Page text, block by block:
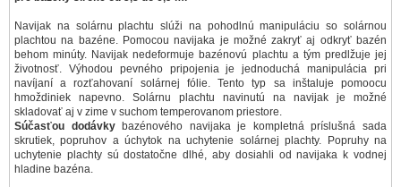
Navijak na solárnu plachtu slúži na pohodlnú manipuláciu so solárnou
plachtou na bazéne. Pomocou navijaka je možné zakryť aj odkryť bazén
behom minúty. Navijak nedeformuje bazénovú plachtu a tým predlžuje jej
životnosť. Výhodou pevného pripojenia je jednoduchá manipulácia pri
navíjaní a rozťahovaní solárnej fólie. Tento typ sa inštaluje pomoocu
hmoždiniek napevno. Solárnu plachtu navinutú na navijak je možné
skladovať aj v zime v suchom temperovanom priestore.
Súčasťou dodávkybazénového navijaka je kompletná príslušná sada
skrutiek, popruhov a úchytok na uchytenie solárnej plachty. Popruhy na
uchytenie plachty sú dostatočne dlhé, aby dosiahli od navijaka k vodnej
hladine bazéna.